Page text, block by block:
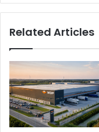
Related Articles